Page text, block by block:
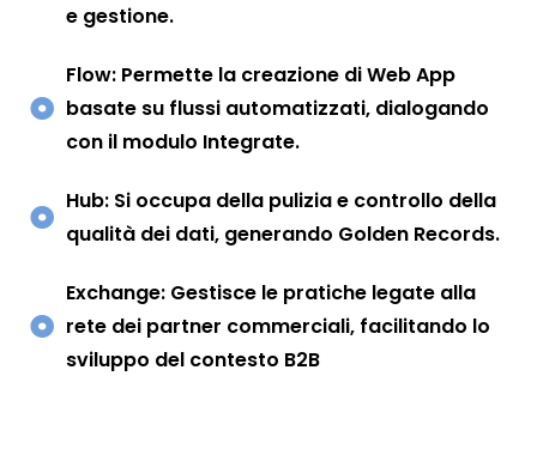
e gestione.
Flow: Permette la creazione di Web App
basate su flussi automatizzati, dialogando
con il modulo Integrate.
Hub: Si occupa della pulizia e controllo della
qualità dei dati, generando Golden Records.
Exchange: Gestisce le pratiche legate alla
rete dei partner commerciali, facilitando lo
sviluppo del contesto B2B